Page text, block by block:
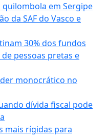
em Sergipe
da SAF do Vasco e
30% dos fundos
pessoas pretas e
monocrático no
dívida fiscal pode
mais rígidas para